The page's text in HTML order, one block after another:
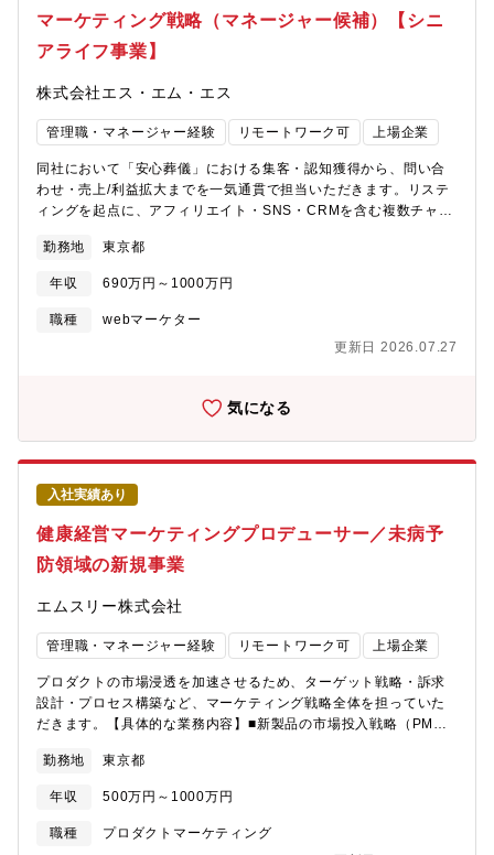
れまでのプロモーション実績、競合環境を深くインプットいただ
きつつ、稼働中のキャンペーンの効果測定やリサーチのサポート
をいただきます。(入社半年)一人で考え、小さな企画から自走し始
行、効果測定までをメイン担当として一連の流れを一人で回し始
めます。広告代理店などの外部パートナーとの窓口業務も実施し
始めていただきます。(入社1年)単発の施策にとどまらず、新商品
戦略の設計に関わります。営業部門のニーズを先回りした売上直
結型の施策を展開し、「マーケティング部門が主導して売上を作
る体制」を確立します。
マーケティング戦略（マネージャー候補）【シニ
アライフ事業】
株式会社エス・エム・エス
管理職・マネージャー経験 リモートワーク可 上場企業
同社において「安心葬儀」における集客・認知獲得から、問い合
わせ・売上/利益拡大までを一気通貫で担当いただきます。リステ
ィングを起点に、アフィリエイト・SNS・CRMを含む複数チャネ
にプレイヤーとしての実行力に加え、中長期的にはプロモーショ
ンチームのマネジメント、さらに新規事業領域への役割拡張も期
待しています。▽安心葬儀について・喪主の方がより良い葬儀を
できるように、全国の葬儀社/葬儀式場の紹介や情報掲載を行って
検討した結果、葬儀社/式場に依頼/利用してもらうことで売上に繋
接問い合わせる導線を準備しています。喪主の方がその中から自
分にあったものを探せるように、情報の充実や使いやすいUIのサ
イトを目指しています。・記事として、葬儀に関する知識や検討
ポイントなどの情報を提供しています。【職務内容】■Phase
1(入社～半年目安)：◎ミッション：業界インプット・リスティン
グを中心とした広告運用の基盤を作る◎期待する動き：・事業責
任者が伴走し、フォローを受けながらリスティング広告のアカウ
ント運用・改善・ランディングページ改善(LPO)・各チャネルの分
析業務と改善施策の設計・実行■Phase 2(～1年目安)◎ミッショ
がらも、自立自走しながら広告運用し、戦略策定に着手・SNS/ア
フィリエイト/CRMを含む複数チャネル横断のシナリオ設計・マー
ケットリサーチとプロモーション戦略の策定・広告宣伝費の投資
携した全体最適オペレーションの追求■Phase 3(本人の成長・成
果次第)◎ミッション：マネジメント・事業拡張◎期待する動
き】・組織全体の成果最大化・チーム運営・マネジメント・新規
事業領域におけるプロモーション戦略の立ち上げ※担当範囲は選
けるマーケ/プロモーションの重要性についてライフエンディング
で何十回と経験するライフイベントではない・情報の非対称性が
勤務地 東京都
年収 690万円～1000万円
職種
webマーケター
更新日 2026.07.27
気になる
入社実績あり
健康経営マーケティングプロデューサー／未病予
防領域の新規事業
エムスリー株式会社
管理職・マネージャー経験 リモートワーク可 上場企業
プロダクトの市場浸透を加速させるため、ターゲット戦略・訴求
設計・プロセス構築など、マーケティング戦略全体を担っていた
だきます。【具体的な業務内容】■新製品の市場投入戦略（PMM
サイト調査■リード獲得施策の設計・実行（Web／セミナー／パー
トナー連携等）■リード～受注までのファネル全体最適化■営業と
の連携体制構築／営業プロセスへのマーケ介入■マーケ組織の立ち
上げ、KPI設計、チーム育成（必要に応じて）【本ポジションの魅
勤務地 東京都
年収 500万円～1000万円
職種
プロダクトマーケティング